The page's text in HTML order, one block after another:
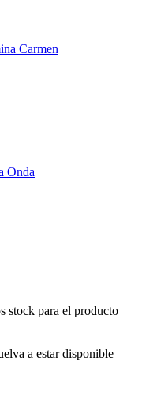
stock para el producto
a estar disponible